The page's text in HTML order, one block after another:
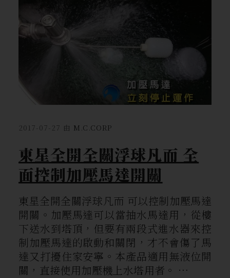
2017-07-27 由 M.C.CORP
東星全開全關浮球凡而 全
面控制加壓馬達開關
東星全開全關浮球凡而 可以控制加壓馬達
開關。加壓馬達可以當抽水馬達用，從樓
下送水到塔頂，但要有兩段式進水器來控
制加壓馬達的啟動和關閉，才不會傷了馬
達又打擾住家安寧。本產品適用無液位開
關，直接使用加壓機上水塔用者。 …